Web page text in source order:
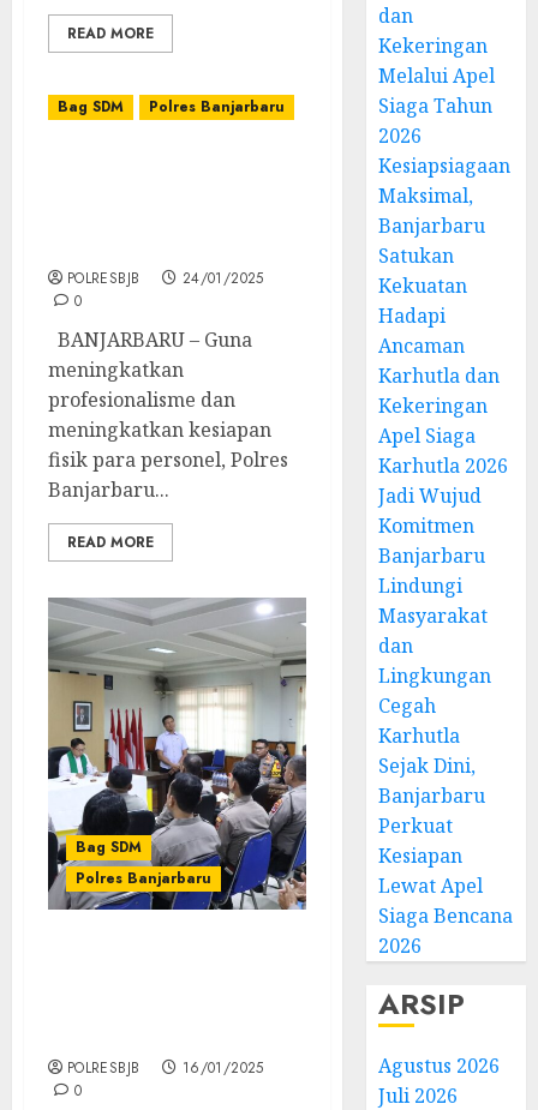
READ MORE
Bag SDM Polres Banjarbaru
POLRESBJB
24/01/2025
0
BANJARBARU – Guna
meningkatkan
profesionalisme dan
meningkatkan kesiapan
fisik para personel, Polres
Banjarbaru...
READ MORE
Bag SDM
Polres Banjarbaru
POLRESBJB
16/01/2025
0
dan
Kekeringan
Melalui Apel
Siaga Tahun
2026
Kesiapsiagaan
Maksimal,
Banjarbaru
Satukan
Kekuatan
Hadapi
Ancaman
Karhutla dan
Kekeringan
Apel Siaga
Karhutla 2026
Jadi Wujud
Komitmen
Banjarbaru
Lindungi
Masyarakat
dan
Lingkungan
Cegah
Karhutla
Sejak Dini,
Banjarbaru
Perkuat
Kesiapan
Lewat Apel
Siaga Bencana
2026
ARSIP
Agustus 2026
Juli 2026